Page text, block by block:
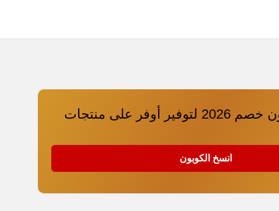
بست كلين كوبون خصم 2026 لتوفير أوفر على منتجات
انسخ الكوبون